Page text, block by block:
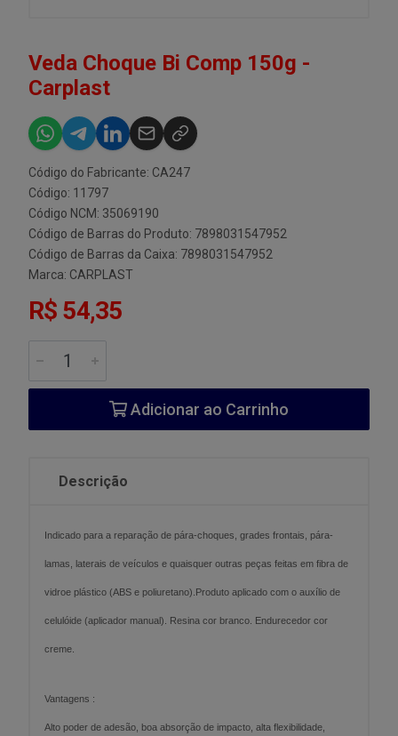
Veda Choque Bi Comp 150g -
Carplast
Código do Fabricante: CA247
Código: 11797
Código NCM: 35069190
Código de Barras do Produto: 7898031547952
Código de Barras da Caixa: 7898031547952
Marca: CARPLAST
R$ 54,35
Adicionar ao Carrinho
Descrição
Indicado para a reparação de pára-choques, grades frontais, pára-
lamas, laterais de veículos e quaisquer outras peças feitas em fibra de
vidroe plástico (ABS e poliuretano).Produto aplicado com o auxílio de
celulóide (aplicador manual). Resina cor branco. Endurecedor cor
creme.
Vantagens :
Alto poder de adesão, boa absorção de impacto, alta flexibilidade,